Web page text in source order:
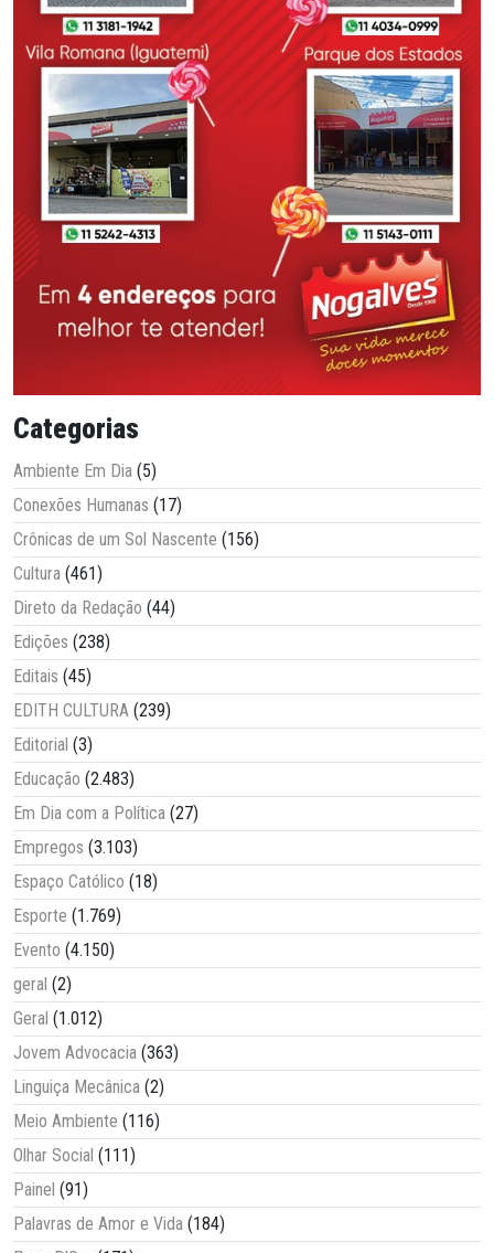
Categorias
Ambiente Em Dia (5)
Conexões Humanas (17)
Crônicas de um Sol Nascente (156)
Cultura (461)
Direto da Redação (44)
Edições (238)
Editais (45)
EDITH CULTURA (239)
Editorial (3)
Educação (2.483)
Em Dia com a Política (27)
Empregos (3.103)
Espaço Católico (18)
Esporte (1.769)
Evento (4.150)
geral (2)
Geral (1.012)
Jovem Advocacia (363)
Linguiça Mecânica (2)
Meio Ambiente (116)
Olhar Social (111)
Painel (91)
Palavras de Amor e Vida (184)